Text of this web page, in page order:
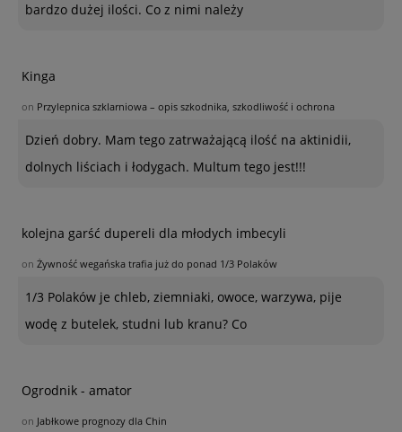
bardzo dużej ilości. Co z nimi należy
Kinga
on Przylepnica szklarniowa – opis szkodnika, szkodliwość i ochrona
Dzień dobry. Mam tego zatrważającą ilość na aktinidii,
dolnych liściach i łodygach. Multum tego jest!!!
kolejna garść dupereli dla młodych imbecyli
on Żywność wegańska trafia już do ponad 1/3 Polaków
1/3 Polaków je chleb, ziemniaki, owoce, warzywa, pije
wodę z butelek, studni lub kranu? Co
Ogrodnik - amator
on Jabłkowe prognozy dla Chin